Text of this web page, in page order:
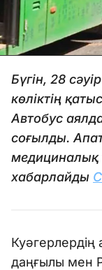
Бүгін, 28
көліктің
Автобус
соғылды.
медициналық
хабарлайды
даңғылы мен